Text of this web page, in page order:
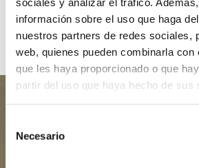
información sobre el uso que haga
nuestros partners de redes sociales,
web, quienes pueden combinarla con
que les haya proporcionado o que
partir del uso que haya hecho de sus
Necesario
CONSÚLTANOS
Nuestro Objetivo es realizar la